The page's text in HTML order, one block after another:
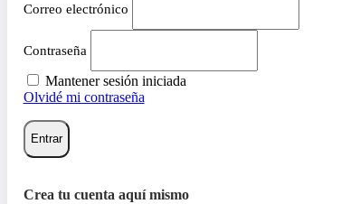
Correo electrónico
Contraseña
Mantener sesión iniciada
Olvidé mi contraseña
Entrar
Crea tu cuenta aquí mismo